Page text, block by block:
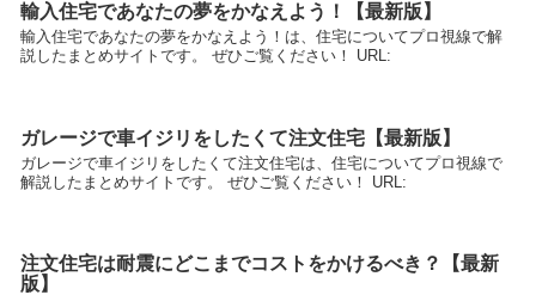
輸入住宅であなたの夢をかなえよう！【最新版】
輸入住宅であなたの夢をかなえよう！は、住宅についてプロ視線で解
説したまとめサイトです。 ぜひご覧ください！ URL:
ガレージで車イジリをしたくて注文住宅【最新版】
ガレージで車イジリをしたくて注文住宅は、住宅についてプロ視線で
解説したまとめサイトです。 ぜひご覧ください！ URL:
注文住宅は耐震にどこまでコストをかけるべき？【最新
版】